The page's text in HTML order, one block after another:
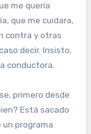
me quería
que me cuidara,
contra y otras
decir. Insisto,
conductora.
primero desde
Está sacado
programa